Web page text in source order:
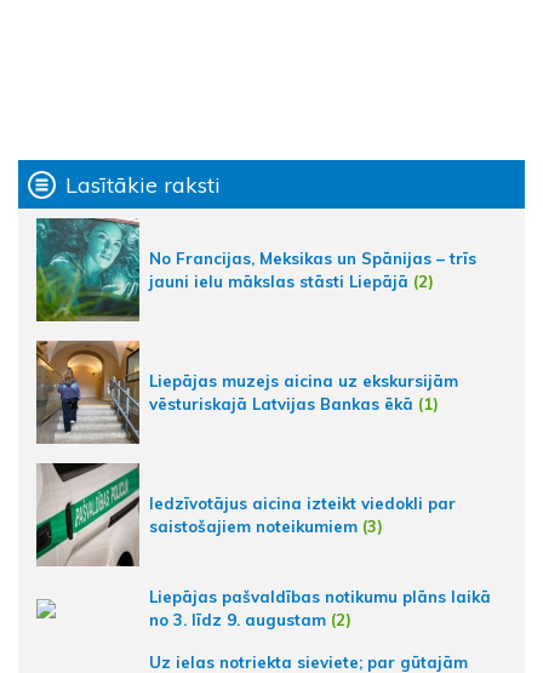
Lasītākie raksti
No Francijas, Meksikas un Spānijas – trīs
jauni ielu mākslas stāsti Liepājā (2)
Liepājas muzejs aicina uz ekskursijām
vēsturiskajā Latvijas Bankas ēkā (1)
Iedzīvotājus aicina izteikt viedokli par
saistošajiem noteikumiem (3)
Liepājas pašvaldības notikumu plāns laikā
no 3. līdz 9. augustam (2)
Uz ielas notriekta sieviete; par gūtajām